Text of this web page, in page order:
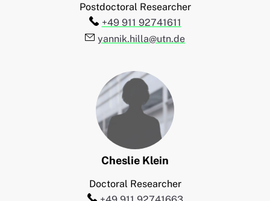
Postdoctoral Researcher
Telefon:
+49 911 92741611
E-Mail:
yannik.hilla@utn.de
Cheslie Klein
Doctoral Researcher